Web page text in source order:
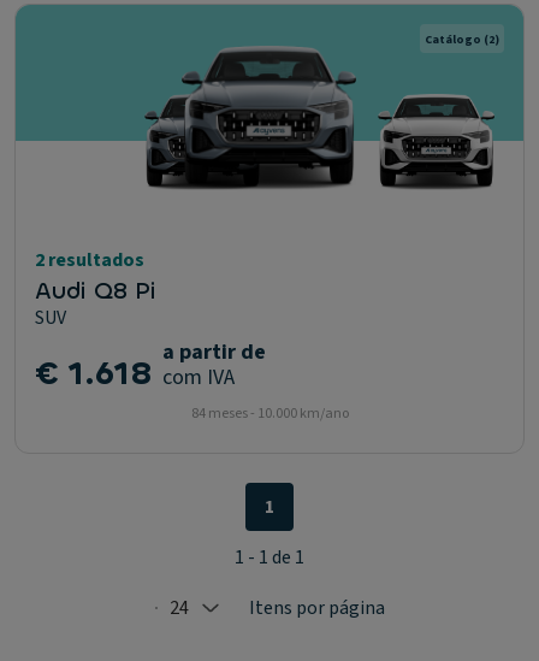
Catálogo (2)
2 resultados
Audi Q8 Pi
SUV
€ 1.618 a partir de
com IVA
84 meses - 10.000 km/ano
Selected: 24
24 Itens por página
1
1 - 1 de 1